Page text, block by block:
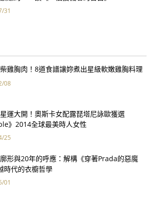
31
雞胸肉！8道食譜讓妳煮出星級軟嫩雞胸料理
08
運大開！奧斯卡女配露琵塔尼詠歐獲選
》2014全球最美時人女性
25
形與20年的呼應：解構《穿著Prada的惡魔
時代的衣櫥哲學
01